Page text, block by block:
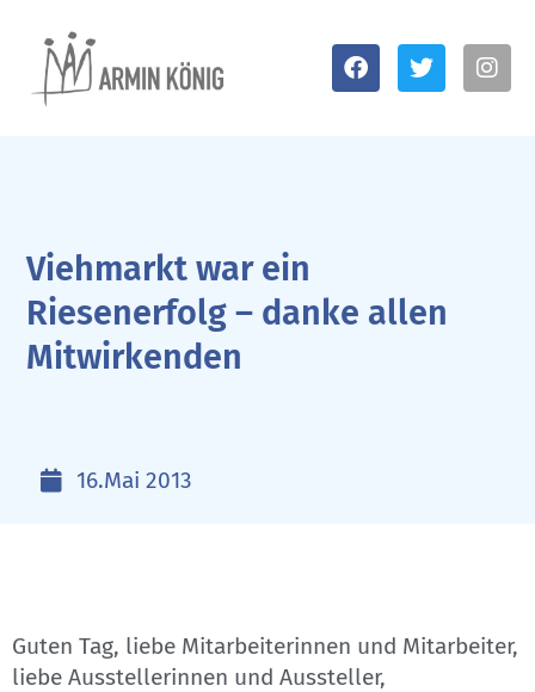
Viehmarkt war ein
Riesenerfolg – danke allen
Mitwirkenden
16.Mai 2013
Guten Tag, liebe Mitarbeiterinnen und Mitarbeiter,
liebe Ausstellerinnen und Aussteller,